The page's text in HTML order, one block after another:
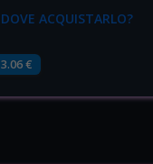
DOVE ACQUISTARLO?
3.06 €